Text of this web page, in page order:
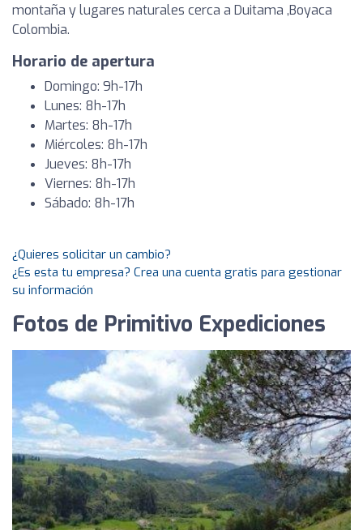
montaña y lugares naturales cerca a Duitama ,Boyaca
Colombia.
Horario de apertura
Domingo: 9h-17h
Lunes: 8h-17h
Martes: 8h-17h
Miércoles: 8h-17h
Jueves: 8h-17h
Viernes: 8h-17h
Sábado: 8h-17h
¿Quieres solicitar un cambio?
¿Es esta tu empresa? Crea una cuenta gratis para gestionar
su información
Fotos de Primitivo Expediciones